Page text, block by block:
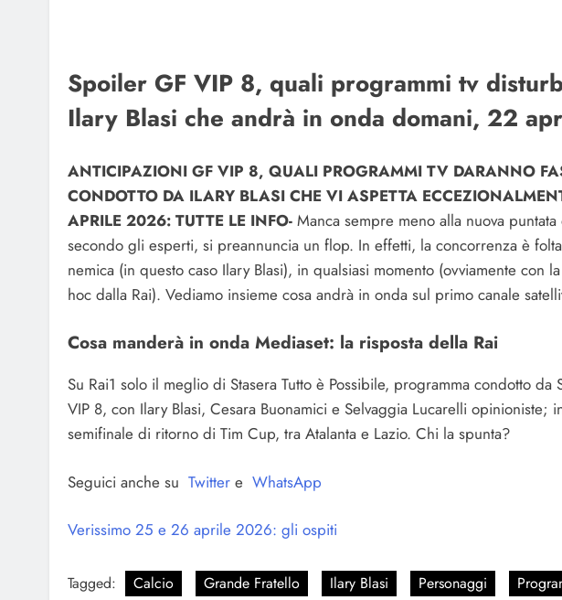
Spoiler GF VIP 8, quali programmi tv
Ilary Blasi che andrà in onda domani, 22
ANTICIPAZIONI GF VIP 8, QUALI PROGRAMMI TV DARANNO
CONDOTTO DA ILARY BLASI CHE VI ASPETTA
APRILE 2026: TUTTE LE INFO- Manca sempre meno alla nuova
secondo gli esperti, si preannuncia un flop. In effetti, la concorrenza è
nemica (in questo caso Ilary Blasi), in qualsiasi momento (ovviamente con
hoc dalla Rai). Vediamo insieme cosa andrà in onda sul primo canale
Cosa manderà in onda Mediaset: la risposta della Rai
Su Rai1 solo il meglio di Stasera Tutto è Possibile, programma condotto
VIP 8, con Ilary Blasi, Cesara Buonamici e Selvaggia Lucarelli opinioniste;
semifinale di ritorno di Tim Cup, tra Atalanta e Lazio. Chi la spunta?
Seguici anche su Twitter e WhatsApp
Verissimo 25 e 26 aprile 2026: gli ospiti
Tagged: Calcio Grande Fratello Ilary Blasi Personaggi